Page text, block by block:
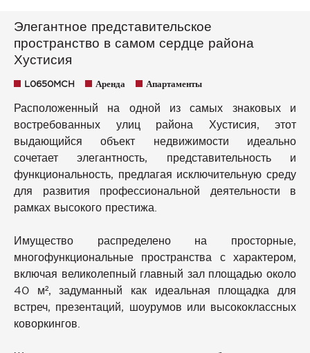
Элегантное представительское
пространство в самом сердце района
Хустисия
L0650MCH Аренда Апартаменты
Расположенный на одной из самых знаковых и
востребованных улиц района Хустисия, этот
выдающийся объект недвижимости идеально
сочетает элегантность, представительность и
функциональность, предлагая исключительную среду
для развития профессиональной деятельности в
рамках высокого престижа.
Имущество распределено на просторные,
многофункциональные пространства с характером,
включая великолепный главный зал площадью около
40 м², задуманный как идеальная площадка для
встреч, презентаций, шоурумов или высококлассных
коворкингов.